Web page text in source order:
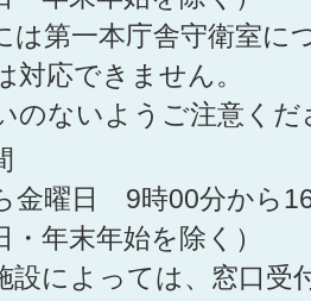
は第一本庁舎守衛室に
対応できません。
のないようご注意くだ
金曜日 9時00分から
・年末年始を除く）
設によっては、窓口受